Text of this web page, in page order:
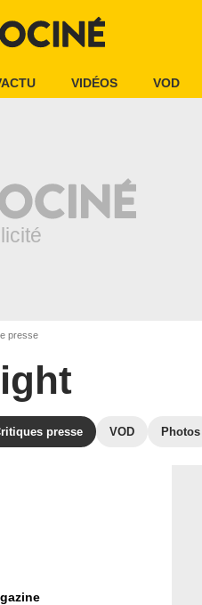
VIDÉOS VOD
presse
presse VOD Photos